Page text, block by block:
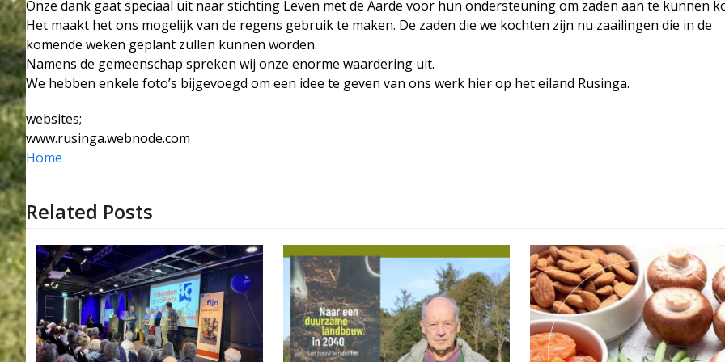
Onze dank gaat speciaal uit naar stichting Leven met de Aarde voor hun ondersteuning om zaden aan te kunnen
Het maakt het ons mogelijk van de regens gebruik te maken. De zaden die we kochten zijn nu zaailingen die in de
komende weken geplant zullen kunnen worden.
Namens de gemeenschap spreken wij onze enorme waardering uit.
We hebben enkele foto’s bijgevoegd om een idee te geven van ons werk hier op het eiland Rusinga.
websites;
www.rusinga.webnode.com
Home
Related Posts